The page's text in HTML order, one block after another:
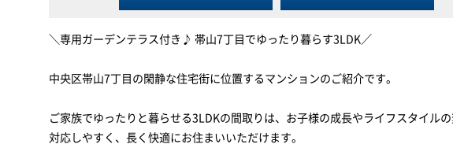
＼専用ガーデンテラス付き♪ 帯山7丁目でゆったり暮らす3LDK／
中央区帯山7丁目の閑静な住宅街に位置するマンションのご紹介です。
ご家族でゆったりと暮らせる3LDKの間取りは、お子様の成長やライフスタイル
対応しやすく、長く快適にお住まいいただけます。